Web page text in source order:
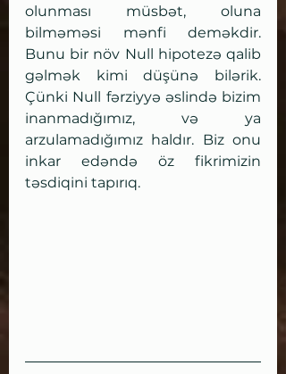
olunması müsbət, oluna
bilməməsi mənfi deməkdir.
Bunu bir növ Null hipotezə qalib
gəlmək kimi düşünə bilərik.
Çünki Null fərziyyə əslində bizim
inanmadığımız, və ya
arzulamadığımız haldır. Biz onu
inkar edəndə öz fikrimizin
təsdiqini tapırıq.